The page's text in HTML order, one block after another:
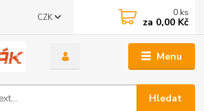
Menu
CZK
Hledat
0 ks
za 0,00 Kč